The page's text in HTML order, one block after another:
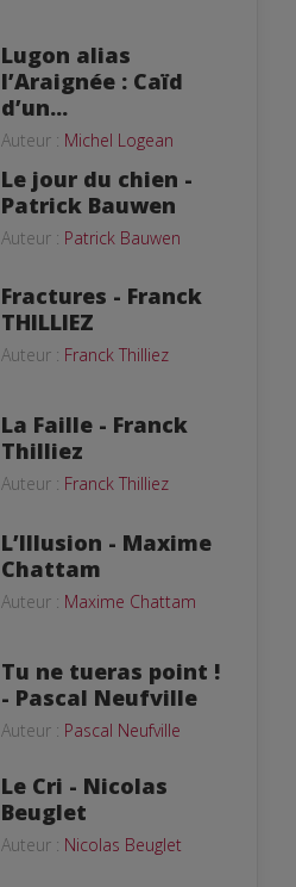
Lugon alias
l’Araignée : Caïd
d’un...
Auteur : Michel Logean
Le jour du chien -
Patrick Bauwen
Auteur : Patrick Bauwen
Fractures - Franck
THILLIEZ
Auteur : Franck Thilliez
La Faille - Franck
Thilliez
Auteur : Franck Thilliez
L’Illusion - Maxime
Chattam
Auteur : Maxime Chattam
Tu ne tueras point !
- Pascal Neufville
Auteur : Pascal Neufville
Le Cri - Nicolas
Beuglet
Auteur : Nicolas Beuglet